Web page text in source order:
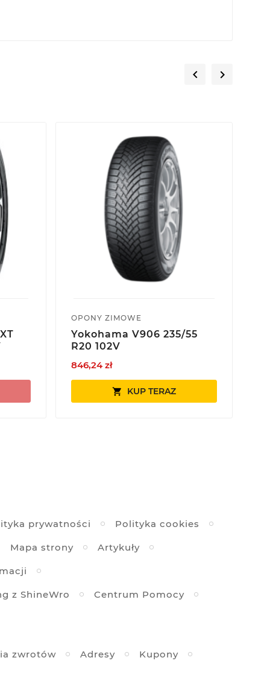
 
OPONY ZIMOWE
Yokohama V906 235/55
R20 102V
846,24 zł
 KUP TERAZ
prywatności Polityka cookies
Mapa strony Artykuły
z ShineWro Centrum Pomocy
zwrotów Adresy Kupony